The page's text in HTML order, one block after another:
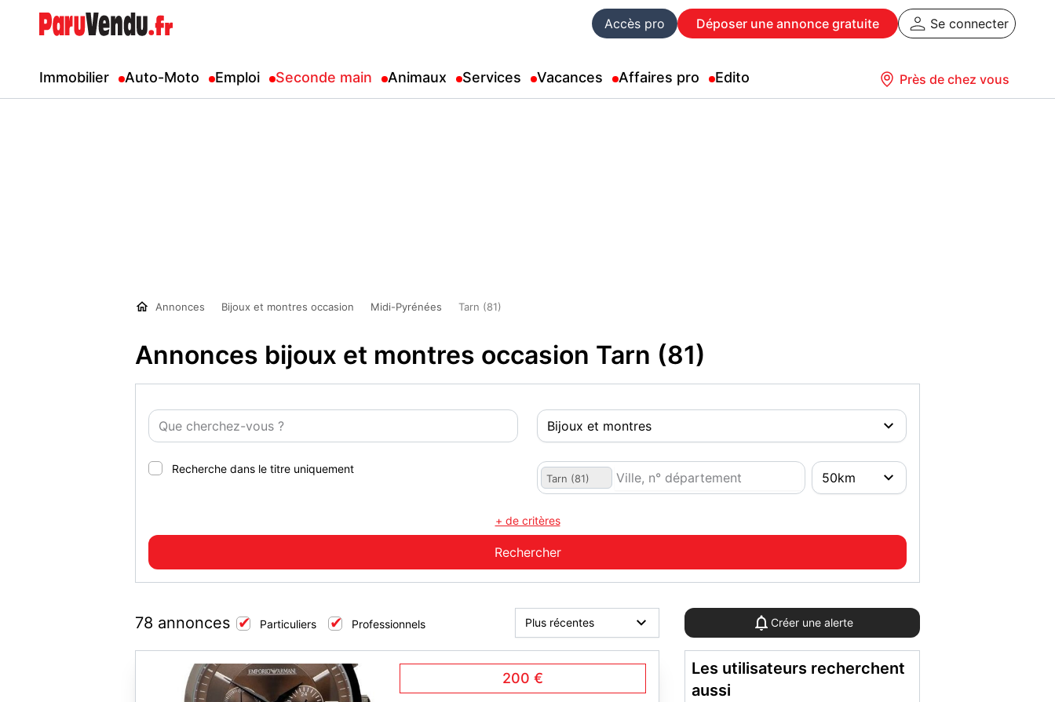
Accès pro Déposer une annonce gratuite Se connecter
Immobilier Auto-Moto Emploi Seconde main Animaux Services Vacances Affaires pro Edito Près de chez vous
Annonces Bijoux et montres occasion Midi-Pyrénées Tarn (81)
Annonces bijoux et montres occasion Tarn (81)
Recherche dans le titre uniquement
Tarn (81)
+ de critères
78 annonces Particuliers Professionnels Créer une alerte
200 €
Les utilisateurs recherchent
aussi